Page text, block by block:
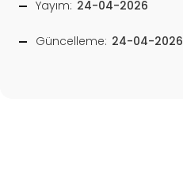
Yayım: 24-04-2026
Güncelleme: 24-04-2026